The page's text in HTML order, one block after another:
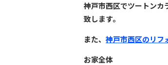
神戸市西区でツートンカ
致します。
また、 神戸市西区のリフ
お家全体